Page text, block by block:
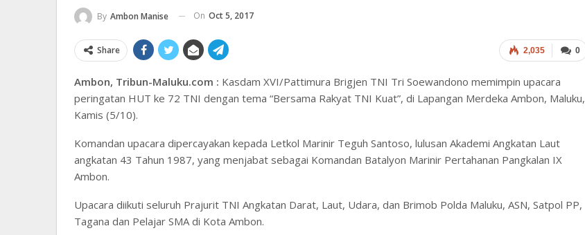
By Ambon Manise On Oct 5, 2017
0
2,035
Share
Ambon, Tribun-Maluku.com : Kasdam XVI/Pattimura Brigjen TNI Tri Soewandono memimpin upacara
peringatan HUT ke 72 TNI dengan tema “Bersama Rakyat TNI Kuat”, di Lapangan Merdeka Ambon, Maluku,
Kamis (5/10).
Komandan upacara dipercayakan kepada Letkol Marinir Teguh Santoso, lulusan Akademi Angkatan Laut
angkatan 43 Tahun 1987, yang menjabat sebagai Komandan Batalyon Marinir Pertahanan Pangkalan IX
Ambon.
Upacara diikuti seluruh Prajurit TNI Angkatan Darat, Laut, Udara, dan Brimob Polda Maluku, ASN, Satpol PP,
Tagana dan Pelajar SMA di Kota Ambon.